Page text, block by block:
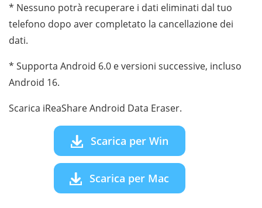
* Nessuno potrà recuperare i dati eliminati dal tuo
telefono dopo aver completato la cancellazione dei
dati.
* Supporta Android 6.0 e versioni successive, incluso
Android 16.
Scarica iReaShare Android Data Eraser.
Scarica per Win
Scarica per Mac